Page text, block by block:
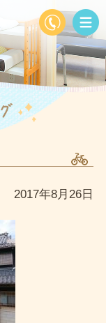
2017年8月26日